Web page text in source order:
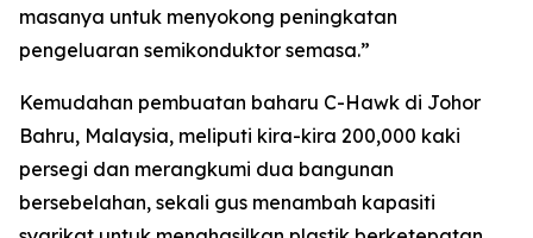
masanya untuk menyokong peningkatan
pengeluaran semikonduktor semasa.”
Kemudahan pembuatan baharu C-Hawk di Johor
Bahru, Malaysia, meliputi kira-kira 200,000 kaki
persegi dan merangkumi dua bangunan
bersebelahan, sekali gus menambah kapasiti